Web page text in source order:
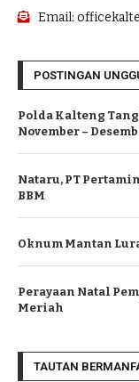
Email:
POSTINGAN
Polda Kalteng
November –
Nataru, PT
BBM
Oknum Mantan
Perayaan Natal
Meriah
TAUTAN